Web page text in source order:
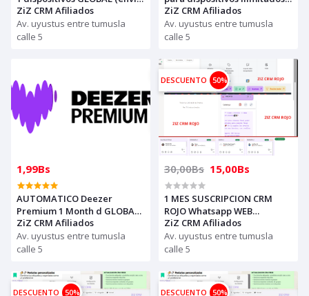
tu código para activar vía
soporte o por WhatsApp)
ZiZ CRM Afiliados
Av. uyustus entre tumusla
calle 5
GLOBAL (envia tu código
para activar vía soporte o
por WhatsApp)
ZiZ CRM Afiliados
Av. uyustus entre tumusla
calle 5
1,99Bs
AUTOMATICO Deezer
Premium 1 Month d GLOBAL (
compras solo con creditos) /
es igual que Spotify
ZiZ CRM Afiliados
Av. uyustus entre tumusla
calle 5
DESCUENTO 50%
30,00Bs 15,00Bs
1 MES SUSCRIPCION CRM
ROJO Whatsapp WEB
EXTENCION (4 pc-
computadora-laptop) solo
con un numero funciona
ZiZ CRM Afiliados
Av. uyustus entre tumusla
calle 5
DESCUENTO 50% DESCUENTO 50%